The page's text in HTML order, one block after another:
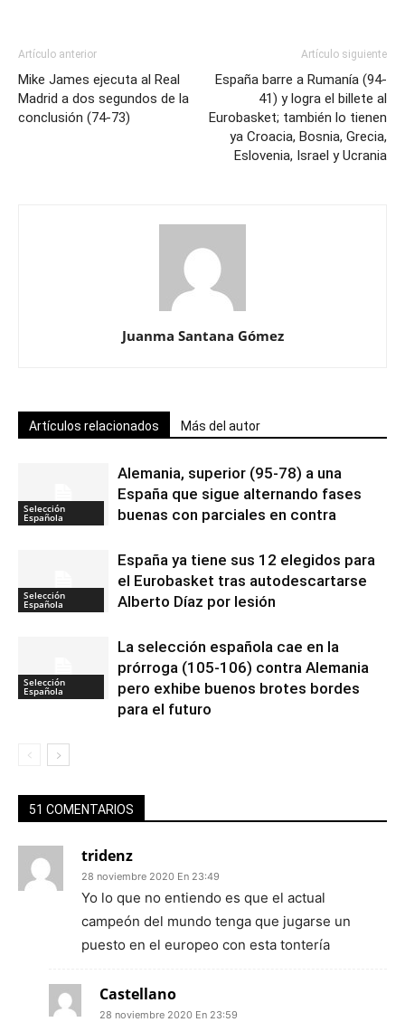
Artículo anterior
Mike James ejecuta al Real
Madrid a dos segundos de la
conclusión (74-73)
Artículo siguiente
España barre a Rumanía (94-
41) y logra el billete al
Eurobasket; también lo tienen
ya Croacia, Bosnia, Grecia,
Eslovenia, Israel y Ucrania
Juanma Santana Gómez
Artículos relacionados Más del autor
Selección
Española
Alemania, superior (95-78) a una
España que sigue alternando fases
buenas con parciales en contra
Selección
Española
España ya tiene sus 12 elegidos para
el Eurobasket tras autodescartarse
Alberto Díaz por lesión
Selección
Española
La selección española cae en la
prórroga (105-106) contra Alemania
pero exhibe buenos brotes bordes
para el futuro
51 COMENTARIOS
tridenz
28 noviembre 2020 En 23:49
Yo lo que no entiendo es que el actual
campeón del mundo tenga que jugarse un
puesto en el europeo con esta tontería
Castellano
28 noviembre 2020 En 23:59